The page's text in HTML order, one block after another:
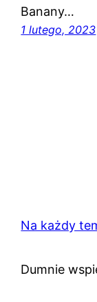
Banany…
1 lutego, 2023
Na każdy
Dumnie